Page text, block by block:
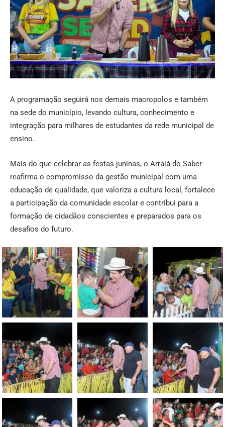
A programação seguirá nos demais macropolos e também
na sede do município, levando cultura, conhecimento e
integração para milhares de estudantes da rede municipal de
ensino.
Mais do que celebrar as festas juninas, o Arraiá do Saber
reafirma o compromisso da gestão municipal com uma
educação de qualidade, que valoriza a cultura local, fortalece
a participação da comunidade escolar e contribui para a
formação de cidadãos conscientes e preparados para os
desafios do futuro.